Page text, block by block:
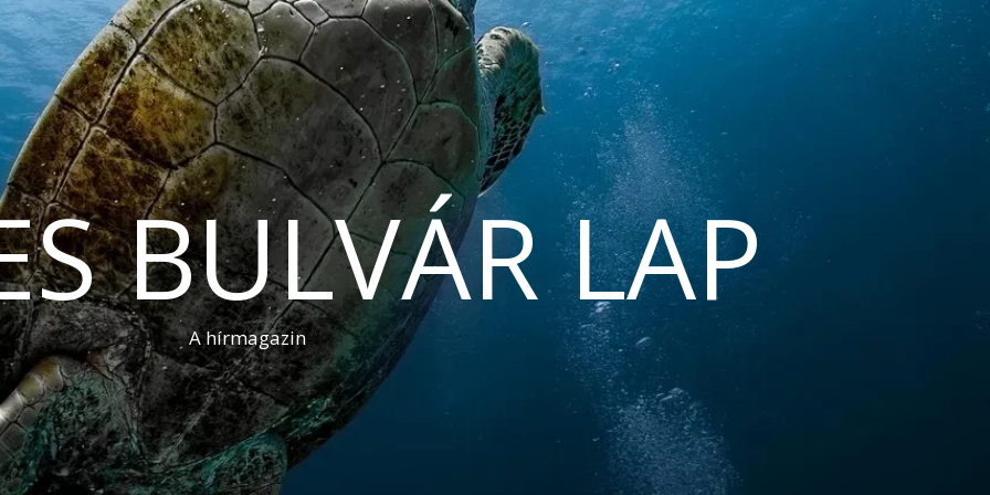
BULVÁR LAP
A hírmagazin